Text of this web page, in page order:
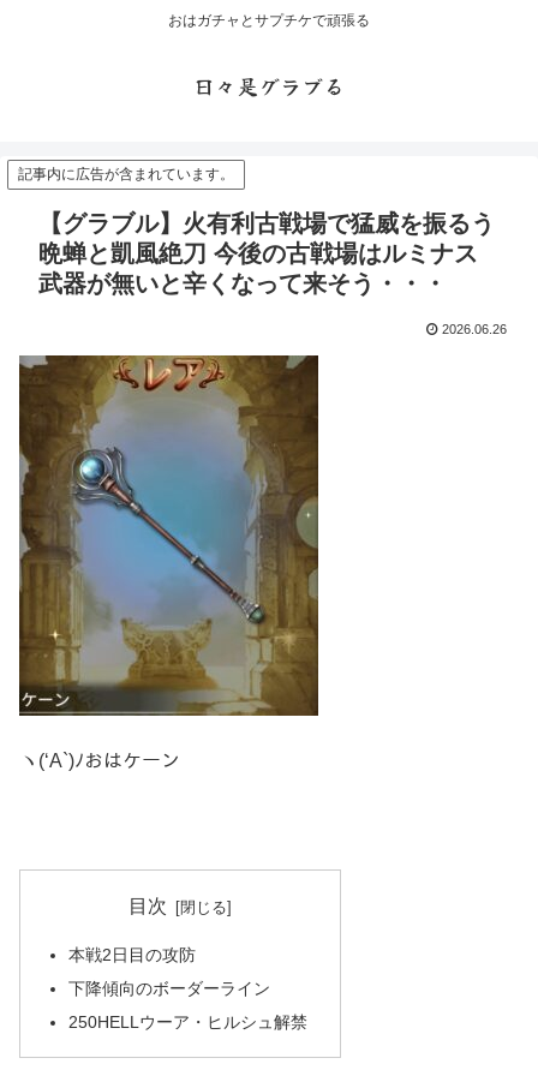
おはガチャとサプチケで頑張る
日々是グラブる
記事内に広告が含まれています。
【グラブル】火有利古戦場で猛威を振るう
晩蝉と凱風絶刀 今後の古戦場はルミナス
武器が無いと辛くなって来そう・・・
2026.06.26
ヽ(‘A`)ﾉおはケーン
目次
本戦2日目の攻防
下降傾向のボーダーライン
250HELLウーア・ヒルシュ解禁